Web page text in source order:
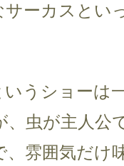
サーカスとい
うショーは
、虫が主人公
、雰囲気だけ